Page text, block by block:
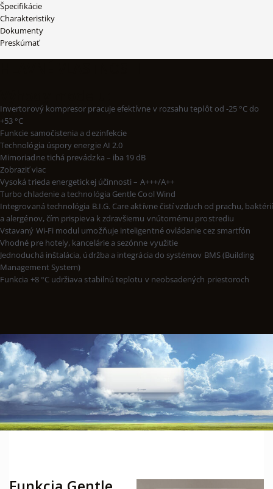
Špecifikácie
Charakteristiky
Dokumenty
Preskúmať
Invertorový kompresor pracuje efektívne v rozsahu teplôt od -25 °C do
+53 °C
Funkcie samočistenia a dezinfekcie
Technológia úspory energie AI 2.0
Mimoriadne tichá prevádzka – iba 19 dB
Zobraziť viac
Vysoká trieda energetickej účinnosti – A+++/A++
Turbo chladenie a technológia Gentle Cool Wind
Integrovaná technológia B.I.G. Care aktívne čistí vzduch od prachu, baktérií
a alergénov, čím prispieva k zdravšiemu vnútornému prostrediu
Vstavaný Wi-Fi modul umožňuje inteligentné ovládanie cez smartfón
Vhodné pre hotely, kancelárie a sezónne využitie
Jednoduchá inštalácia, údržba a integrácia do systémov BMS (Building
Management System)
Funkcia +8 °C udržiava stabilnú teplotu v neobsadených priestoroch